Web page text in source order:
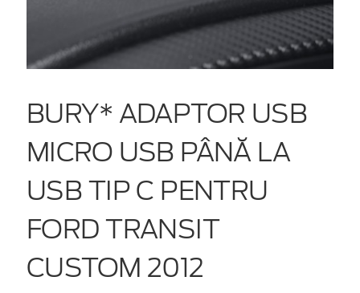
BURY* ADAPTOR USB
MICRO USB PÂNĂ LA
USB TIP C PENTRU
FORD TRANSIT
CUSTOM 2012